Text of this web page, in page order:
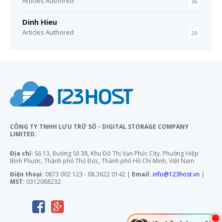
Dinh Hieu
Articles Authored 20
CÔNG TY TNHH LƯU TRỮ SỐ - DIGITAL STORAGE COMPANY
LIMITED.
Địa chỉ: Số 13, Đường Số 38, Khu Đô Thị Vạn Phúc City, Phường Hiệp
Bình Phước, Thành phố Thủ Đức, Thành phố Hồ Chí Minh, Việt Nam
Điện thoại: 0873 002 123 - 08 3622 0142 | Email: info@123host.vn |
MST: 0312088232